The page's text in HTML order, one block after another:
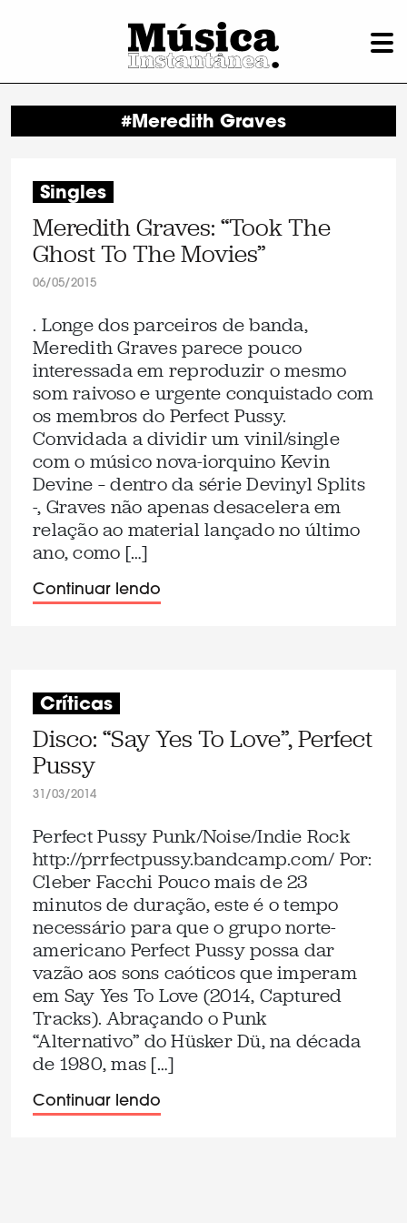
#Meredith Graves
Singles
Meredith Graves: “Took The
Ghost To The Movies”
06/05/2015
. Longe dos parceiros de banda,
Meredith Graves parece pouco
interessada em reproduzir o mesmo
som raivoso e urgente conquistado com
os membros do Perfect Pussy.
Convidada a dividir um vinil/single
com o músico nova-iorquino Kevin
Devine – dentro da série Devinyl Splits
-, Graves não apenas desacelera em
relação ao material lançado no último
ano, como […]
Continuar lendo
Críticas
Disco: “Say Yes To Love”, Perfect
Pussy
31/03/2014
Perfect Pussy Punk/Noise/Indie Rock
http://prrfectpussy.bandcamp.com/ Por:
Cleber Facchi Pouco mais de 23
minutos de duração, este é o tempo
necessário para que o grupo norte-
americano Perfect Pussy possa dar
vazão aos sons caóticos que imperam
em Say Yes To Love (2014, Captured
Tracks). Abraçando o Punk
“Alternativo” do Hüsker Dü, na década
de 1980, mas […]
Continuar lendo